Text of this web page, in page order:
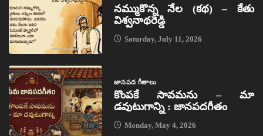
నమ్ముకొన్న నేల (కథ) – కేతు
విశ్వనాథరెడ్డి
Saturday, July 11, 2026
జానపద గీతాలు
కొంపకే సావమను – మా
డవుటుగాన్ని : జానపదగీతం
Monday, May 4, 2026